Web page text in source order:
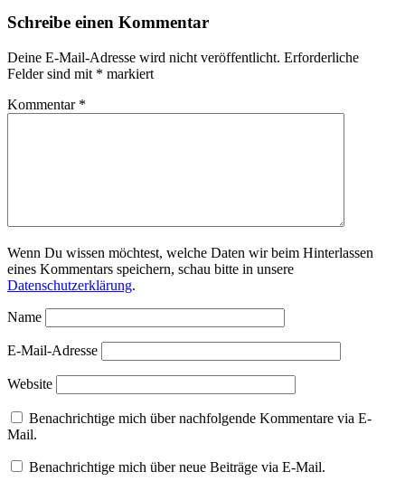
Schreibe einen Kommentar
Deine E-Mail-Adresse wird nicht veröffentlicht. Erforderliche
Felder sind mit * markiert
Kommentar *
Wenn Du wissen möchtest, welche Daten wir beim Hinterlassen
eines Kommentars speichern, schau bitte in unsere
Datenschutzerklärung.
Name
E-Mail-Adresse
Website
Benachrichtige mich über nachfolgende Kommentare via E-
Mail.
Benachrichtige mich über neue Beiträge via E-Mail.